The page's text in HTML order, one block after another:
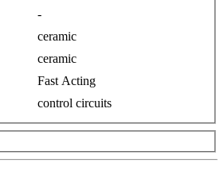
-
ceramic
ceramic
Fast Acting
control circuits